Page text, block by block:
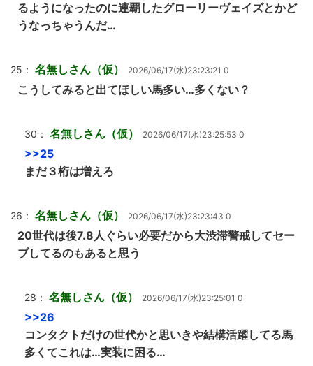
るようになったのに連覇したグローリーヴェイズとかど
うなっちゃうんだ…
25： 名無しさん（仮） 2026/06/17(水)23:23:21 0
こうしてみると出てほしい馬多い…多くない？
30： 名無しさん（仮） 2026/06/17(水)23:25:53 0
>>25
まだ３桁は増えろ
26： 名無しさん（仮） 2026/06/17(水)23:23:43 0
20世代は後7.8人ぐらい必要だから大渋滞警戒してセー
ブしてるのもあると思う
28： 名無しさん（仮） 2026/06/17(水)23:25:01 0
>>26
コンタクトだけの世代かと思いきや結構活躍してる馬
多くてこれは…実装に困る…